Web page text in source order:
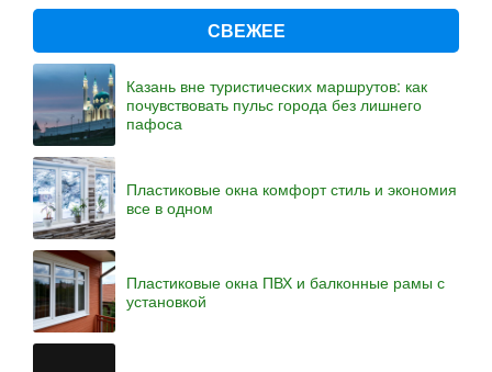
СВЕЖЕЕ
Казань вне туристических маршрутов: как
почувствовать пульс города без лишнего
пафоса
Пластиковые окна комфорт стиль и экономия
все в одном
Пластиковые окна ПВХ и балконные рамы с
установкой